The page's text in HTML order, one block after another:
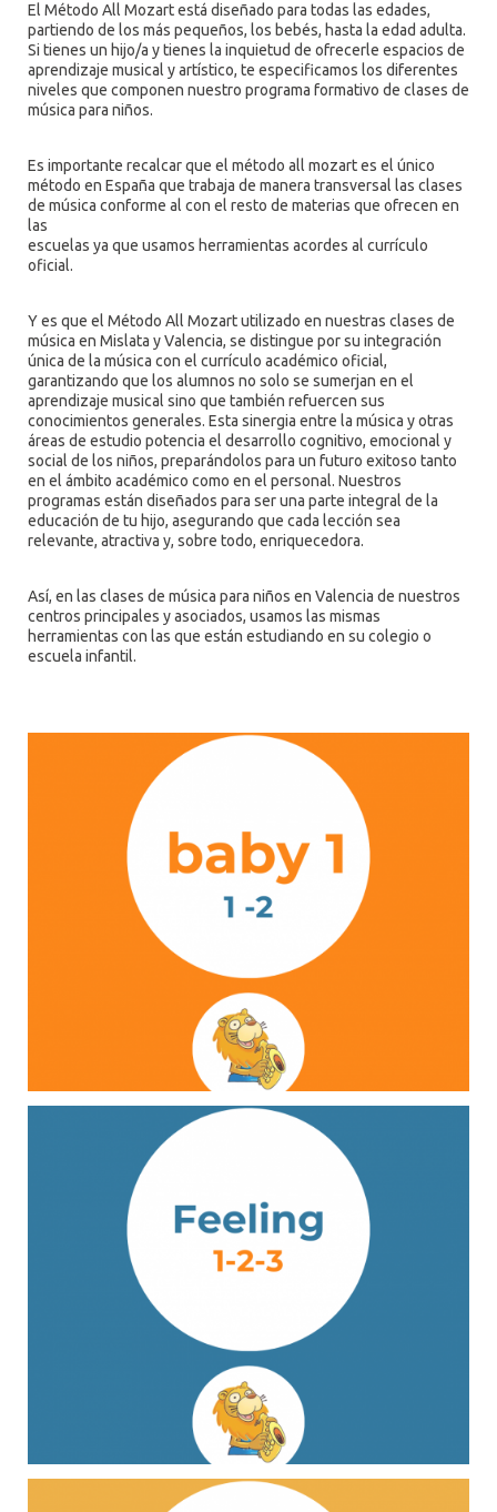
El Método All Mozart está diseñado para todas las edades,
partiendo de los más pequeños, los bebés, hasta la edad adulta.
Si tienes un hijo/a y tienes la inquietud de ofrecerle espacios de
aprendizaje musical y artístico, te especificamos los diferentes
niveles que componen nuestro programa formativo de clases de
música para niños.
Es importante recalcar que el método all mozart es el único
método en España que trabaja de manera transversal las clases
de música conforme al con el resto de materias que ofrecen en
las
escuelas ya que usamos herramientas acordes al currículo
oficial.
Y es que el Método All Mozart utilizado en nuestras clases de
música en Mislata y Valencia, se distingue por su integración
única de la música con el currículo académico oficial,
garantizando que los alumnos no solo se sumerjan en el
aprendizaje musical sino que también refuercen sus
conocimientos generales. Esta sinergia entre la música y otras
áreas de estudio potencia el desarrollo cognitivo, emocional y
social de los niños, preparándolos para un futuro exitoso tanto
en el ámbito académico como en el personal. Nuestros
programas están diseñados para ser una parte integral de la
educación de tu hijo, asegurando que cada lección sea
relevante, atractiva y, sobre todo, enriquecedora.
Así, en las clases de música para niños en Valencia de nuestros
centros principales y asociados, usamos las mismas
herramientas con las que están estudiando en su colegio o
escuela infantil.